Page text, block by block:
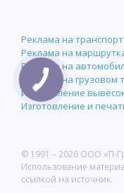
Реклама на
Реклама на
Реклама на
Реклама на грузовом
Изготовление
Изготовление и
© 1991 –2026 ООО «П-
Использование
ссылкой на источник.